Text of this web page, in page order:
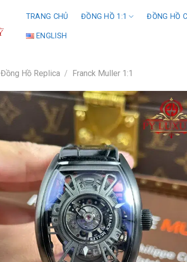
TRANG CHỦ ĐỒNG HỒ 1:1 ĐỒNG HỒ
ENGLISH
Đồng Hồ Replica / Franck Muller 1:1